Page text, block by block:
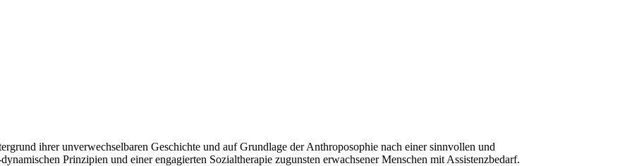
ihrer unverwechselbaren Geschichte und auf Grundlage der Anthroposophie nach einer sinnvollen und
Prinzipien und einer engagierten Sozialtherapie zugunsten erwachsener Menschen mit Assistenzbedarf.